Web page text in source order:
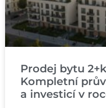
Prodej bytu
Kompletní
a investicí v